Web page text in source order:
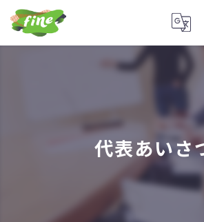
代表あいさ